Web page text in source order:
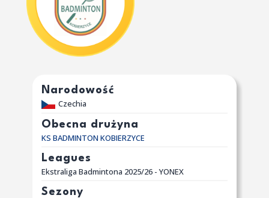
Narodowość
Czechia
Obecna drużyna
KS BADMINTON KOBIERZYCE
Leagues
Ekstraliga Badmintona 2025/26 - YONEX
Sezony